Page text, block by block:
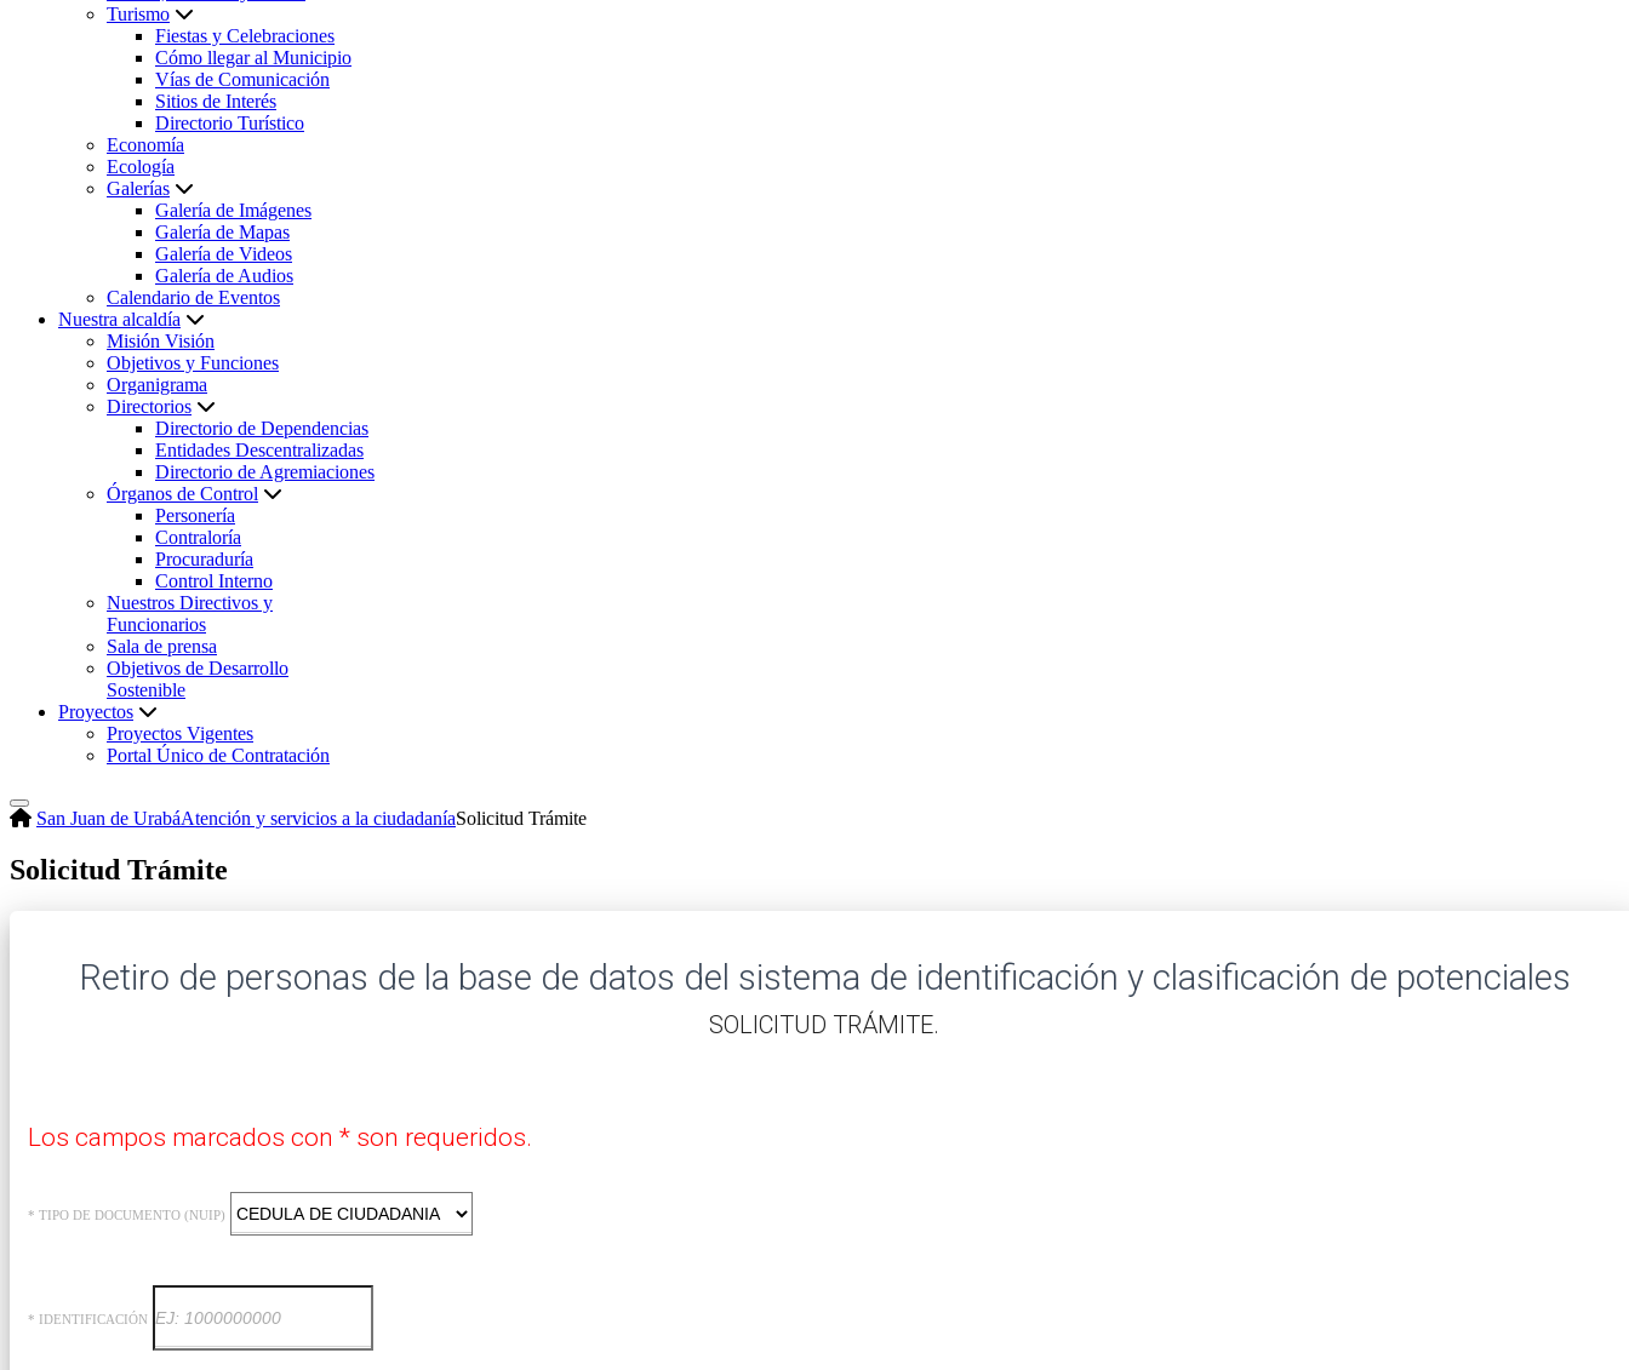
Turismo
Fiestas y Celebraciones
Cómo llegar al Municipio
Vías de Comunicación
Sitios de Interés
Directorio Turístico
Economía
Ecología
Galerías
Galería de Imágenes
Galería de Mapas
Galería de Videos
Galería de Audios
Calendario de Eventos
Nuestra alcaldía
Misión Visión
Objetivos y Funciones
Organigrama
Directorios
Directorio de Dependencias
Entidades Descentralizadas
Directorio de Agremiaciones
Órganos de Control
Personería
Contraloría
Procuraduría
Control Interno
Nuestros Directivos y
Funcionarios
Sala de prensa
Objetivos de Desarrollo
Sostenible
Proyectos
Proyectos Vigentes
Portal Único de Contratación
San Juan de UrabáAtención y servicios a la ciudadaníaSolicitud Trámite
Solicitud Trámite
Retiro de personas de la base de datos del sistema de identificación y clasificación de potenciales
​SOLICITUD TRÁMITE.
Los campos marcados con * son requeridos.
* TIPO DE DOCUMENTO (NUIP)
* IDENTIFICACIÓN